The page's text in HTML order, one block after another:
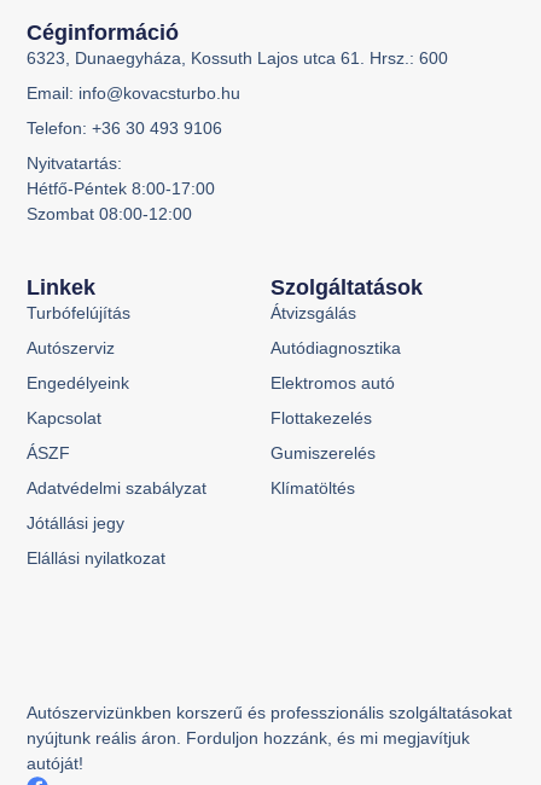
Autószervizünkben korszerű és professzionális szolgáltatásokat
nyújtunk reális áron. Forduljon hozzánk, és mi megjavítjuk
autóját!
Szolgáltatások
Átvizsgálás
Autódiagnosztika
Elektromos autó
Flottakezelés
Gumiszerelés
Klímatöltés
Linkek
Turbófelújítás
Autószerviz
Engedélyeink
Kapcsolat
ÁSZF
Adatvédelmi szabályzat
Jótállási jegy
Elállási nyilatkozat
Céginformáció
6323, Dunaegyháza, Kossuth Lajos utca 61. Hrsz.: 600
Email: info@kovacsturbo.hu
Telefon: +36 30 493 9106
Nyitvatartás:
Hétfő-Péntek 8:00-17:00
Szombat 08:00-12:00